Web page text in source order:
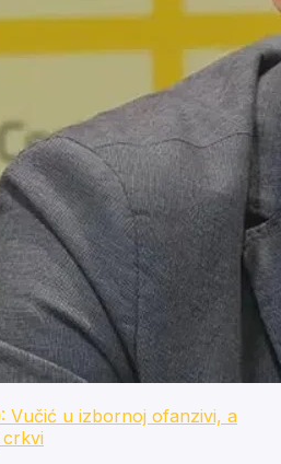
Vučić u izbornoj ofanzivi, a
crkvi